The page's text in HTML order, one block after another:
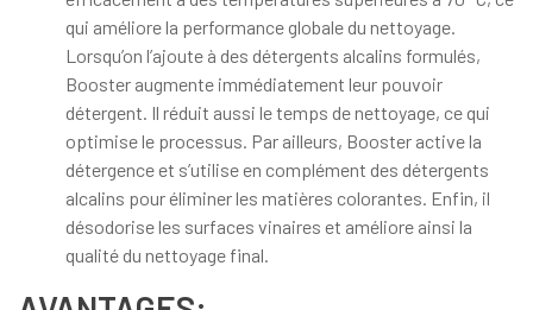
qui améliore la performance globale du nettoyage.
Lorsqu’on l’ajoute à des détergents alcalins formulés,
Booster augmente immédiatement leur pouvoir
détergent. Il réduit aussi le temps de nettoyage, ce qui
optimise le processus. Par ailleurs, Booster active la
détergence et s’utilise en complément des détergents
alcalins pour éliminer les matières colorantes. Enfin, il
désodorise les surfaces vinaires et améliore ainsi la
qualité du nettoyage final.